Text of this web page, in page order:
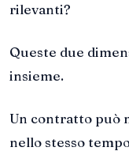
rilevanti?
Queste due
insieme.
Un contratto può
nello stesso